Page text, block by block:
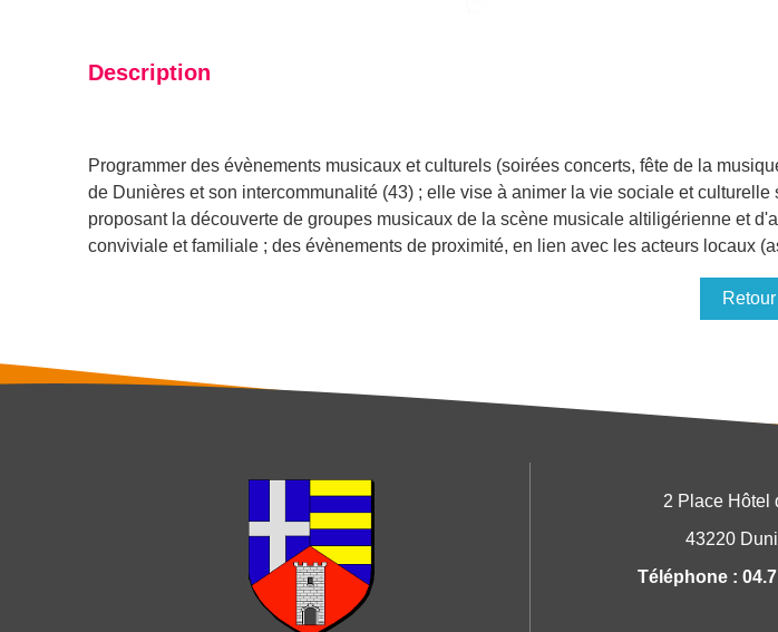
Description
Programmer des évènements musicaux et culturels (soirées concerts, fête de la
de Dunières et son intercommunalité (43) ; elle vise à animer la vie sociale et culturelle
proposant la découverte de groupes musicaux de la scène musicale altiligérienne et
conviviale et familiale ; des évènements de proximité, en lien avec les acteurs locaux
Retour
2 Place Hôtel
43220
Téléphone :